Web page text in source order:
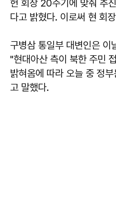
헌 회장 20주기에 맞춰 추
다고 밝혔다. 이로써 현 회
구병삼 통일부 대변인은 이
"현대아산 측이 북한 주민
밝혀옴에 따라 오늘 중 정
고 말했다.